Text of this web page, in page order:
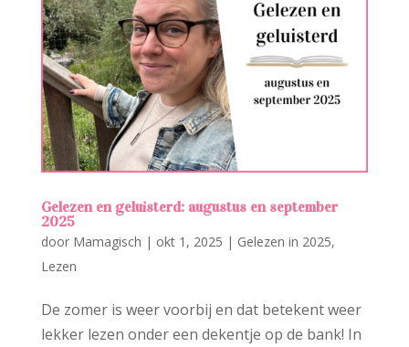
Gelezen en geluisterd: augustus en september
2025
door Mamagisch | okt 1, 2025 | Gelezen in 2025,
Lezen
De zomer is weer voorbij en dat betekent weer
lekker lezen onder een dekentje op de bank! In